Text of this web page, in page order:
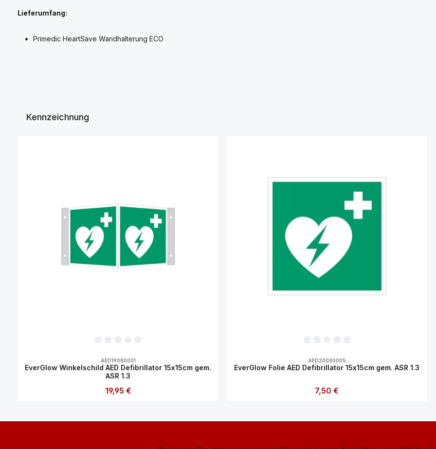
Lieferumfang:
Primedic HeartSave Wandhalterung ECO
Kennzeichnung
AED19080001
EverGlow Winkelschild AED Defibrillator 15x15cm gem.
ASR 1.3
Regulärer Preis:
19,95 €
Produkt Anzahl: Gib den gewünschten Wert ein oder benutze die
AED20080005
EverGlow Folie AED Defibrillator 15x15cm gem. ASR 1.3
Regulärer Preis:
7,50 €
Produkt Anzahl: Gib den